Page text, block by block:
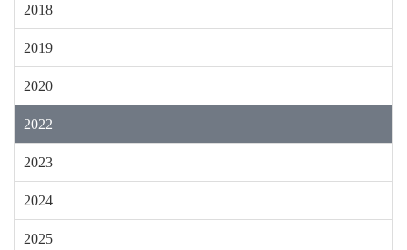
2018
2019
2020
2022
2023
2024
2025